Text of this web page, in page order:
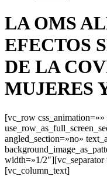
LA OMS
EFECTOS
DE LA
MUJERES
[vc_row
angled_section=»no»
width=»1/2″][vc_separator
[vc_column_text]